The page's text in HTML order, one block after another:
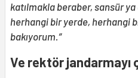
katılmakla beraber, sansür
herhangi bir yerde, herhangi
bakıyorum.”
Ve rektör jandarmayı